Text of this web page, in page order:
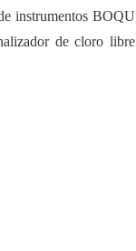
instrumentos BOQU
de cloro libre